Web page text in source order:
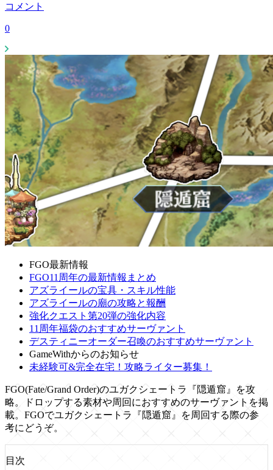
コメント
0
FGO最新情報
FGO11周年の最新情報まとめ
アズライールの宝具・スキル性能
アズライールの廟の攻略と報酬
強化クエスト第20弾の強化内容
11周年福袋のおすすめサーヴァント
デスティニーオーダー召喚のおすすめサーヴァント
GameWithからのお知らせ
未経験可&完全在宅！攻略ライター募集！
FGO(Fate/Grand Order)のユガクシェートラ『隠遁窟』を攻
略。ドロップする素材や周回におすすめのサーヴァントを掲
載。FGOでユガクシェートラ『隠遁窟』を周回する際の参
考にどうぞ。
目次